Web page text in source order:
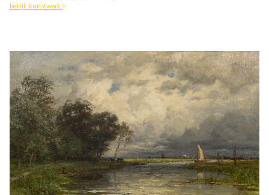
bekijk kunstwerk